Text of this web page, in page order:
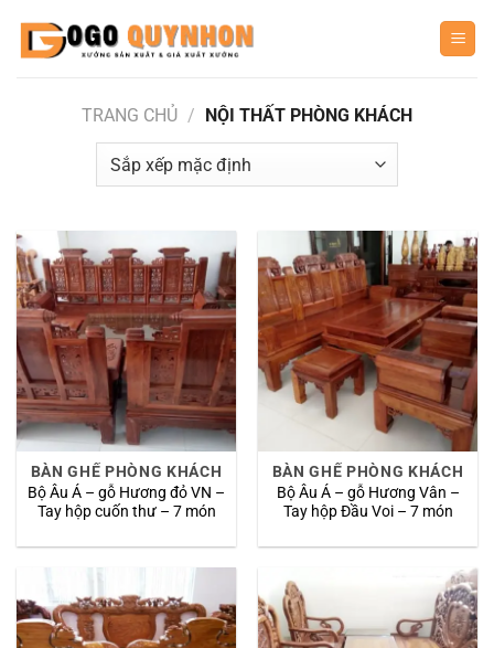
TRANG CHỦ / NỘI THẤT PHÒNG KHÁCH
BÀN GHẾ PHÒNG KHÁCH
Bộ Âu Á – gỗ Hương đỏ VN –
Tay hộp cuốn thư – 7 món
BÀN GHẾ PHÒNG KHÁCH
Bộ Âu Á – gỗ Hương Vân –
Tay hộp Đầu Voi – 7 món